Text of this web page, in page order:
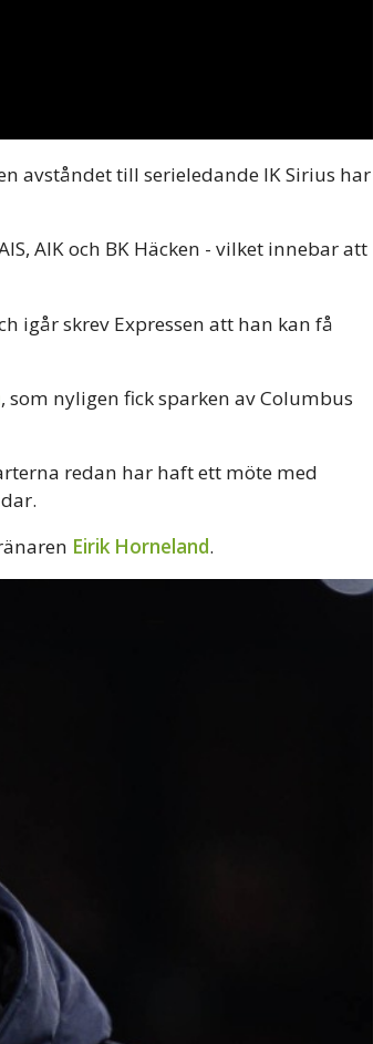
avståndet till serieledande IK Sirius har
AIK och BK Häcken - vilket innebar att
igår skrev Expressen att han kan få
, som nyligen fick sparken av Columbus
redan har haft ett möte med
Eirik Horneland.